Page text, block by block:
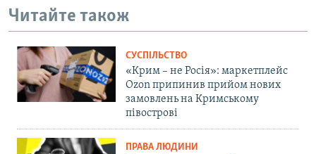
Читайте також
СУСПІЛЬСТВО
«Крим – не Росія»: маркетплейс
Ozon припинив прийом нових
замовлень на Кримському
півострові
ПРАВА ЛЮДИНИ